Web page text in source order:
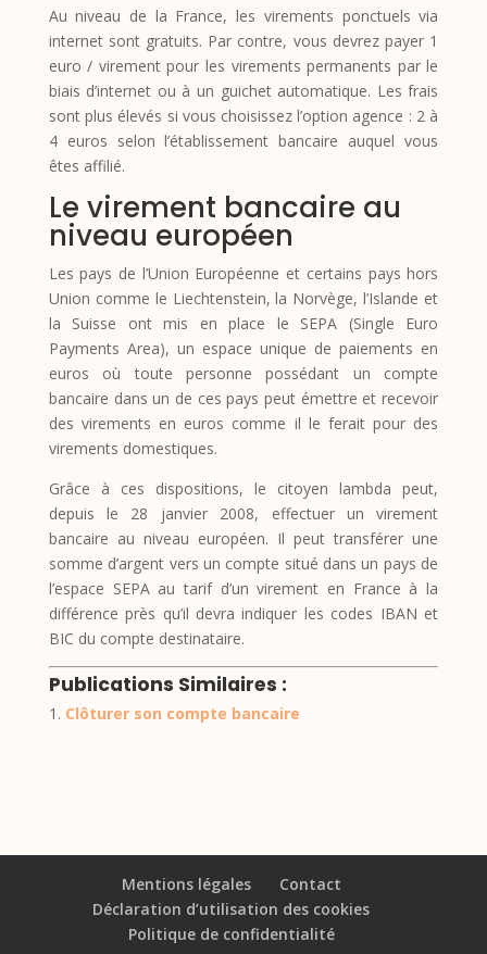
Au niveau de la France, les virements ponctuels via
internet sont gratuits. Par contre, vous devrez payer 1
euro / virement pour les virements permanents par le
biais d’internet ou à un guichet automatique. Les frais
sont plus élevés si vous choisissez l’option agence : 2 à
4 euros selon l’établissement bancaire auquel vous
êtes affilié.
Le virement bancaire au
niveau européen
Les pays de l’Union Européenne et certains pays hors
Union comme le Liechtenstein, la Norvège, l’Islande et
la Suisse ont mis en place le SEPA (Single Euro
Payments Area), un espace unique de paiements en
euros où toute personne possédant un compte
bancaire dans un de ces pays peut émettre et recevoir
des virements en euros comme il le ferait pour des
virements domestiques.
Grâce à ces dispositions, le citoyen lambda peut,
depuis le 28 janvier 2008, effectuer un virement
bancaire au niveau européen. Il peut transférer une
somme d’argent vers un compte situé dans un pays de
l’espace SEPA au tarif d’un virement en France à la
différence près qu’il devra indiquer les codes IBAN et
BIC du compte destinataire.
Publications Similaires :
Clôturer son compte bancaire
Mentions légales
Contact
Déclaration d’utilisation des cookies
Politique de confidentialité